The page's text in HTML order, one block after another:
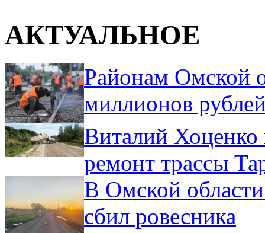
АКТУАЛЬНОЕ
Районам Омской
миллионов
Виталий Хоценко
ремонт трассы
В Омской
сбил ровесника